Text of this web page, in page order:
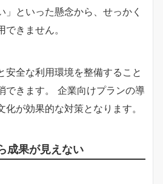
」といった懸念から、せっかく
きません。
安全な利用環境を整備すること
できます。 企業向けプランの導
化が効果的な対策となります。
成果が見えない